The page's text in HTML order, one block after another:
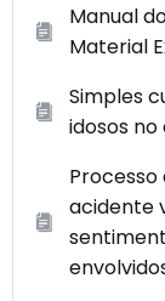
Manual
Material
Simples
idosos
Processo
acidente